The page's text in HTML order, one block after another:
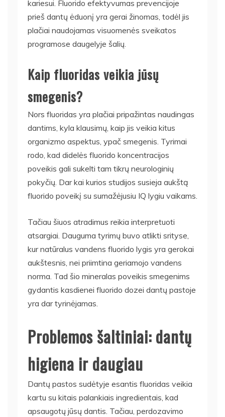
kariesui. Fluorido efektyvumas prevencijoje
prieš dantų ėduonį yra gerai žinomas, todėl jis
plačiai naudojamas visuomenės sveikatos
programose daugelyje šalių.
Kaip fluoridas veikia jūsų
smegenis?
Nors fluoridas yra plačiai pripažintas naudingas
dantims, kyla klausimų, kaip jis veikia kitus
organizmo aspektus, ypač smegenis. Tyrimai
rodo, kad didelės fluorido koncentracijos
poveikis gali sukelti tam tikrų neurologinių
pokyčių. Dar kai kurios studijos susieja aukštą
fluorido poveikį su sumažėjusiu IQ lygiu vaikams.
Tačiau šiuos atradimus reikia interpretuoti
atsargiai. Dauguma tyrimų buvo atlikti srityse,
kur natūralus vandens fluorido lygis yra gerokai
aukštesnis, nei priimtina geriamojo vandens
norma. Tad šio mineralas poveikis smegenims
gydantis kasdienei fluorido dozei dantų pastoje
yra dar tyrinėjamas.
Problemos šaltiniai: dantų
higiena ir daugiau
Dantų pastos sudėtyje esantis fluoridas veikia
kartu su kitais palankiais ingredientais, kad
apsaugotų jūsų dantis. Tačiau, perdozavimo